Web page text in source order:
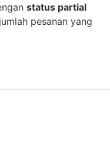
status partial
pesanan yang